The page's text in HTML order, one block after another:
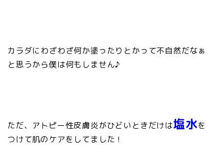
カラダにわざわざ何か塗ったりとかって不自然だなぁ
と思うから僕は何もしません♪
ただ、アトピー性皮膚炎がひどいときだけは塩水を
つけて肌のケアをしてました！